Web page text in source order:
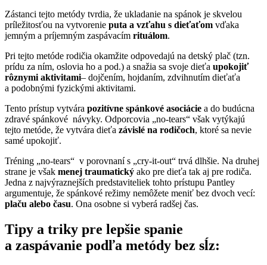
Zástanci tejto metódy tvrdia, že ukladanie na spánok je skvelou
príležitosťou na vytvorenie puta a vzťahu s dieťaťom vďaka
jemným a príjemným zaspávacím rituálom.
Pri tejto metóde rodičia okamžite odpovedajú na detský plač (tzn.
prídu za ním, oslovia ho a pod.) a snažia sa svoje dieťa upokojiť
rôznymiaktivitami– dojčením, hojdaním, zdvihnutím dieťaťa
a podobnými fyzickými aktivitami.
Tento prístup vytvára pozitívne spánkové asociácie a do budúcna
zdravé spánkové návyky. Odporcovia „no-tears“ však vytýkajú
tejto metóde, že vytvára dieťa závislé na rodičoch, ktoré sa nevie
samé upokojiť.
Tréning „no-tears“ v porovnaní s „cry-it-out“ trvá dlhšie. Na druhej
strane je však menej traumatický ako pre dieťa tak aj pre rodiča.
Jedna z najvýraznejších predstaviteliek tohto prístupu Pantley
argumentuje, že spánkové režimy nemôžete meniť bez dvoch vecí:
plaču alebo času. Ona osobne si vyberá radšej čas.
Tipy a triky pre lepšie spanie
a zaspávanie podľa metódy bez sĺz: